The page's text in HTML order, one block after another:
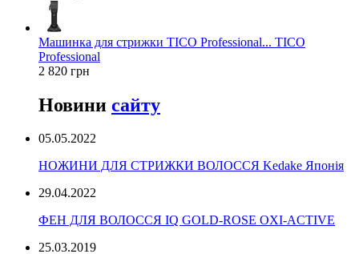
Машинка для стрижки TICO Professional... TICO
Professional
2 820 грн
Новини сайту
05.05.2022
НОЖИНИ ДЛЯ СТРИЖКИ ВОЛОССЯ Kedake Японія
29.04.2022
ФЕН ДЛЯ ВОЛОССЯ IQ GOLD-ROSE OXI-ACTIVE
25.03.2019